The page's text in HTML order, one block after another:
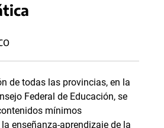
de todas las provincias, en la
Federal de Educación, se
mínimos
enseñanza-aprendizaje de la